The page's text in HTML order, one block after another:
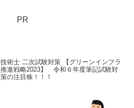
PR
技術士 二次試験対策 【グリーンインフラ
推進戦略2023】 令和６年度筆記試験対
策の注目株！！！